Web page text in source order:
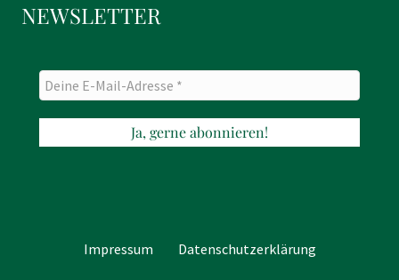
NEWSLETTER
Impressum Datenschutzerklärung